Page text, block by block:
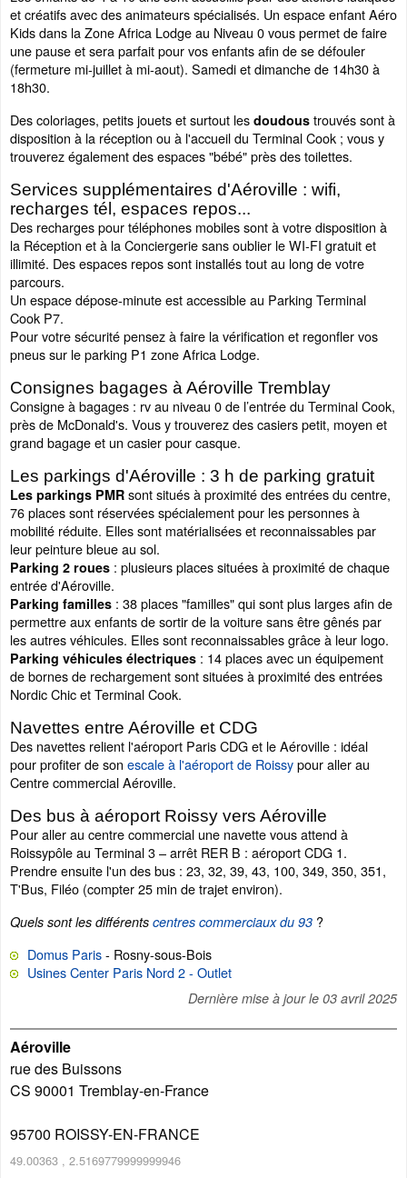
et créatifs avec des animateurs spécialisés. Un espace enfant Aéro
Kids dans la Zone Africa Lodge au Niveau 0 vous permet de faire
une pause et sera parfait pour vos enfants afin de se défouler
(fermeture mi-juillet à mi-aout). Samedi et dimanche de 14h30 à
18h30.
Des coloriages, petits jouets et surtout les doudous trouvés sont à
disposition à la réception ou à l'accueil du Terminal Cook ; vous y
trouverez également des espaces "bébé" près des toilettes.
Services supplémentaires d'Aéroville : wifi,
recharges tél, espaces repos...
Des recharges pour téléphones mobiles sont à votre disposition à
la Réception et à la Conciergerie sans oublier le WI-FI gratuit et
illimité. Des espaces repos sont installés tout au long de votre
parcours.
Un espace dépose-minute est accessible au Parking Terminal
Cook P7.
Pour votre sécurité pensez à faire la vérification et regonfler vos
pneus sur le parking P1 zone Africa Lodge.
Consignes bagages à Aéroville Tremblay
Consigne à bagages : rv au niveau 0 de l’entrée du Terminal Cook,
près de McDonald's. Vous y trouverez des casiers petit, moyen et
grand bagage et un casier pour casque.
Les parkings d'Aéroville : 3 h de parking gratuit
Les parkings PMR sont situés à proximité des entrées du centre,
76 places sont réservées spécialement pour les personnes à
mobilité réduite. Elles sont matérialisées et reconnaissables par
leur peinture bleue au sol.
Parking 2 roues : plusieurs places situées à proximité de chaque
entrée d'Aéroville.
Parking familles : 38 places "familles" qui sont plus larges afin de
permettre aux enfants de sortir de la voiture sans être gênés par
les autres véhicules. Elles sont reconnaissables grâce à leur logo.
Parking véhicules électriques : 14 places avec un équipement
de bornes de rechargement sont situées à proximité des entrées
Nordic Chic et Terminal Cook.
Navettes entre Aéroville et CDG
Des navettes relient l'aéroport Paris CDG et le Aéroville : idéal
pour profiter de son escale à l'aéroport de Roissypour aller au
Centre commercial Aéroville.
Des bus à aéroport Roissy vers Aéroville
Pour aller au centre commercial une navette vous attend à
Roissypôle au Terminal 3 – arrêt RER B : aéroport CDG 1.
Prendre ensuite l'un des bus : 23, 32, 39, 43, 100, 349, 350, 351,
T'Bus, Filéo (compter 25 min de trajet environ).
Quels sont les différents centres commerciaux du 93 ?
Domus Paris- Rosny-sous-Bois
Usines Center Paris Nord 2 - Outlet
Dernière mise à jour le 03 avril 2025
Aéroville
rue des Buissons
CS 90001 Tremblay-en-France
95700 ROISSY-EN-FRANCE
49.00363 , 2.5169779999999946